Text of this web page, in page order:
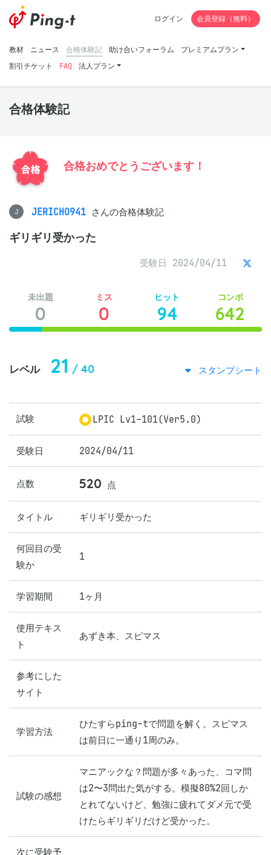
教材 ニュース 合格体験記 助け合いフォーラム
プレミアムプラン
割引チケット
FAQ 法人プラン
ログイン 会員登録（無料）
合格体験記
合格おめでとうございます！
J JERICHO941 さんの合格体験記
ギリギリ受かった
受験日 2024/04/11
未出題
0
ミス
0
ヒット
94
コンボ
642
レベル 21 / 40 スタンプシート
試験 LPIC Lv1-101(Ver5.0)
受験日 2024/04/11
点数 520 点
タイトル ギリギリ受かった
何回目の受
験か
1
学習期間 1ヶ月
使用テキス
ト
あずき本、スピマス
参考にした
サイト
学習方法
ひたすらping-tで問題を解く。スピマス
は前日に一通り1周のみ。
試験の感想
マニアックな？問題が多々あった、コマ問
は2〜3問出た気がする。模擬80%2回しか
とれてないけど、勉強に疲れてダメ元で受
けたらギリギリだけど受かった。
次に受験予